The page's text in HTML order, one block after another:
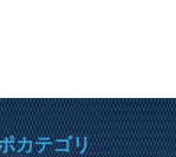
カテゴリ